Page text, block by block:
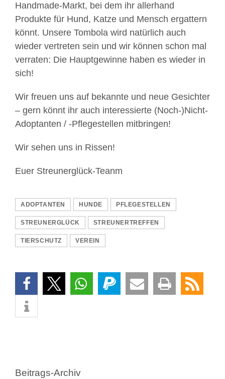
Handmade-Markt, bei dem ihr allerhand
Produkte für Hund, Katze und Mensch ergattern
könnt. Unsere Tombola wird natürlich auch
wieder vertreten sein und wir können schon mal
verraten: Die Hauptgewinne haben es wieder in
sich!
Wir freuen uns auf bekannte und neue Gesichter
– gern könnt ihr auch interessierte (Noch-)Nicht-
Adoptanten / -Pflegestellen mitbringen!
Wir sehen uns in Rissen!
Euer Streunerglück-Teanm
ADOPTANTEN HUNDE PFLEGESTELLEN
STREUNERGLÜCK STREUNERTREFFEN
TIERSCHUTZ VEREIN
Beitrags-Archiv